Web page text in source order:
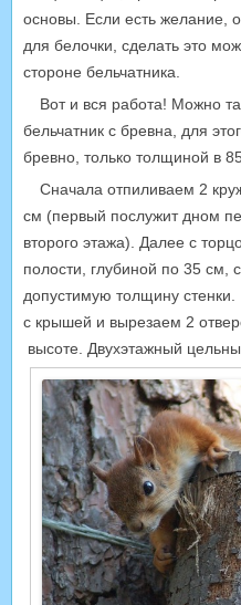
основы. Если есть желание,
для белочки, сделать это
стороне бельчатника.
Вот и вся работа! Можно
бельчатник с бревна, для
бревно, только толщиной в
Сначала отпиливаем 2
см (первый послужит дном
второго этажа). Далее с
полости, глубиной по 35
допустимую толщину
с крышей и вырезаем 2
высоте. Двухэтажный